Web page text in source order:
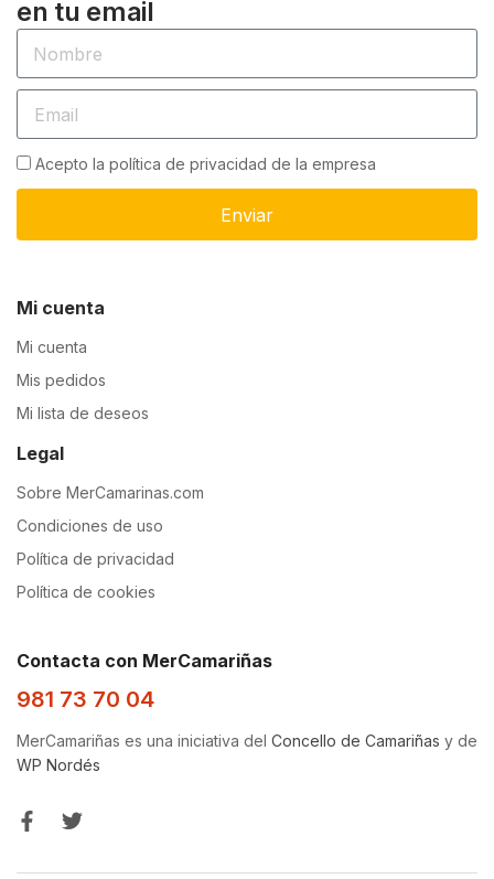
en tu email
Acepto la política de privacidad de la empresa
Enviar
Mi cuenta
Mi cuenta
Mis pedidos
Mi lista de deseos
Legal
Sobre MerCamarinas.com
Condiciones de uso
Política de privacidad
Política de cookies
Contacta con MerCamariñas
981 73 70 04
MerCamariñas es una iniciativa del Concello de Camariñas y de
WP Nordés